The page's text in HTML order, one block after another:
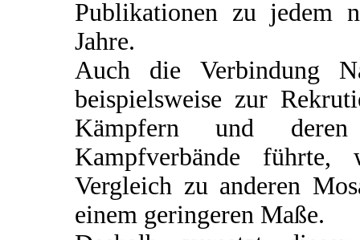
Publikationen zu jedem
Jahre.
Auch die Verbindung
beispielsweise zur
Kämpfern und
Kampfverbände
Vergleich zu anderen
einem geringeren Maße.